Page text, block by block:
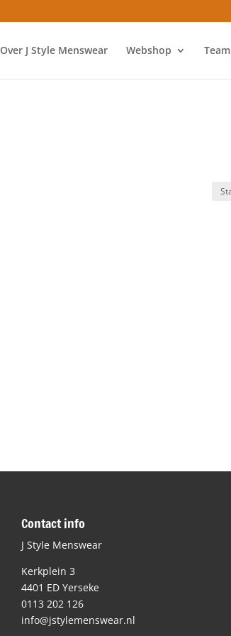
Over J Style Menswear Webshop Team
Contact info
J Style Menswear
Kerkplein 3
4401 ED Yerseke
0113 202 126
info@jstylemenswear.nl